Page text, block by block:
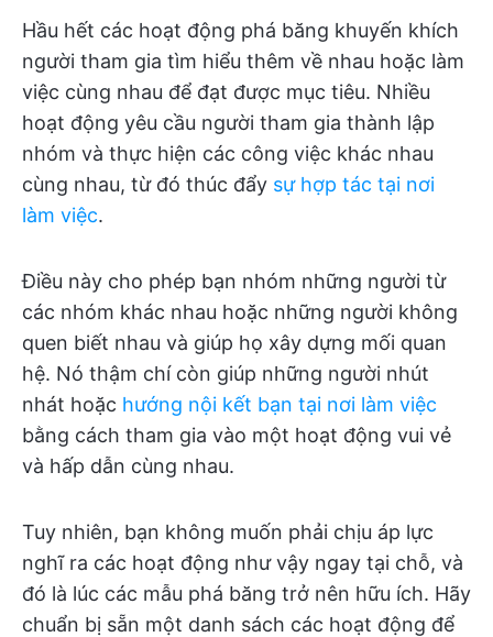
Hầu hết các hoạt động phá băng khuyến khích
người tham gia tìm hiểu thêm về nhau hoặc làm
việc cùng nhau để đạt được mục tiêu. Nhiều
hoạt động yêu cầu người tham gia thành lập
nhóm và thực hiện các công việc khác nhau
cùng nhau, từ đó thúc đẩy sự hợp tác tại nơi
làm việc.
Điều này cho phép bạn nhóm những người từ
các nhóm khác nhau hoặc những người không
quen biết nhau và giúp họ xây dựng mối quan
hệ. Nó thậm chí còn giúp những người nhút
nhát hoặc hướng nội kết bạn tại nơi làm việc
bằng cách tham gia vào một hoạt động vui vẻ
và hấp dẫn cùng nhau.
Tuy nhiên, bạn không muốn phải chịu áp lực
nghĩ ra các hoạt động như vậy ngay tại chỗ, và
đó là lúc các mẫu phá băng trở nên hữu ích. Hãy
chuẩn bị sẵn một danh sách các hoạt động để